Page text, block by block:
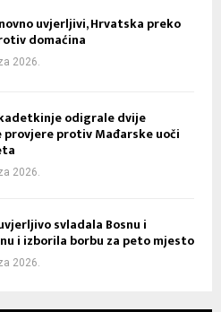
uvjerljivi, Hrvatska preko
domaćina
2026.
odigrale dvije
provjere protiv Mađarske uoči
2026.
svladala Bosnu i
i izborila borbu za peto mjesto
2026.